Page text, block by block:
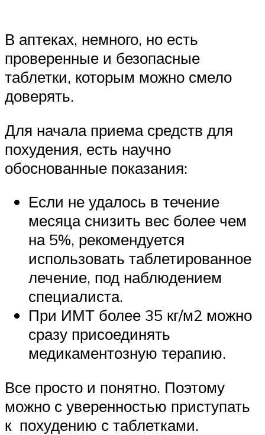
В аптеках, немного, но есть
проверенные и безопасные
таблетки, которым можно смело
доверять.
Для начала приема средств для
похудения, есть научно
обоснованные показания:
Если не удалось в течение
месяца снизить вес более чем
на 5%, рекомендуется
использовать таблетированное
лечение, под наблюдением
специалиста.
При ИМТ более 35 кг/м2 можно
сразу присоединять
медикаментозную терапию.
Все просто и понятно. Поэтому
можно с уверенностью приступать
к похудению с таблетками.